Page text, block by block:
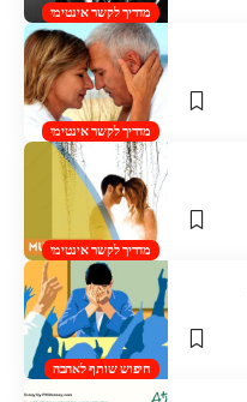
מדריך לקשר אינטימי
מדריך לקשר אינטימי
מדריך לקשר אינטימי
חיפוש שותף לאהבה